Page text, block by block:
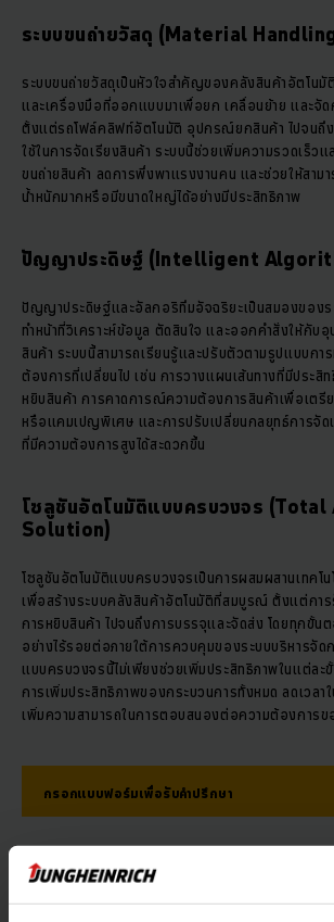
ระบบขนถ่ายวัสดุ (Material
ระบบขนถ่ายวัสดุเป็นหัวใจสำคัญของคลังสินค้าอัตโน
และเครื่องมือที่ออกแบบมาเพื่อยก เคลื่อนย้าย และจัด
ตั้งแต่รถโฟล์คลิฟท์อัตโนมัติ อุปกรณ์ยกสินค้า ไปจนถึ
ใช้ในการจัดเรียงสินค้า ระบบนี้ช่วยเพิ่มความรวดเร็ว
ขนถ่ายสินค้า ลดการพึ่งพาแรงงานคน และช่วยให้สาม
น้ำหนักมากหรือมีขนาดใหญ่ได้อย่างมีประสิทธิภาพ
ปัญญาประดิษฐ์ (Intelligent
ปัญญาประดิษฐ์และอัลกอริทึมอัจฉริยะเป็นสมองของ
ทำหน้าที่วิเคราะห์ข้อมูล ตัดสินใจ และออกคำสั่งให้กับ
สินค้า ระบบนี้สามารถเรียนรู้และปรับตัวตามรูปแบบกา
ต้องการที่เปลี่ยนไป เช่น การวางแผนเส้นทางที่มีประสิ
หยิบสินค้า การคาดการณ์ความต้องการสินค้าเพื่อเตรี
หรือแคมเปญพิเศษ และการปรับเปลี่ยนกลยุทธ์การจัด
ที่มีความต้องการสูงได้สะดวกขึ้น
โซลูชันอัตโนมัติแบบครบวงจร
Solution)
โซลูชันอัตโนมัติแบบครบวงจรเป็นการผสมผสานเทคโน
เพื่อสร้างระบบคลังสินค้าอัตโนมัติที่สมบูรณ์ ตั้งแต่การ
การหยิบสินค้า ไปจนถึงการบรรจุและจัดส่ง โดยทุกขั้น
อย่างไร้รอยต่อภายใต้การควบคุมของระบบบริหารจัด
แบบครบวงจรนี้ไม่เพียงช่วยเพิ่มประสิทธิภาพในแต่ละ
การเพิ่มประสิทธิภาพของกระบวนการทั้งหมด ลดเวลา
เพิ่มความสามารถในการตอบสนองต่อความต้องการข
กรอกแบบฟอร์มเพื่อรับคำปรึกษา
ระบบจัดเก็บและเรียกคืนสินค้าอัตโนมั
Storage/Retrieval System (AS/